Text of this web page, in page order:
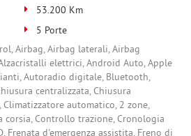
53.200 Km
5 Porte
Airbag, Airbag laterali, Airbag
elettrici, Android Auto, Apple
Autoradio digitale, Bluetooth,
centralizzata, Chiusura
Climatizzatore automatico, 2 zone,
Controllo trazione, Cronologia
Frenata d'emergenza assistita, Freno di